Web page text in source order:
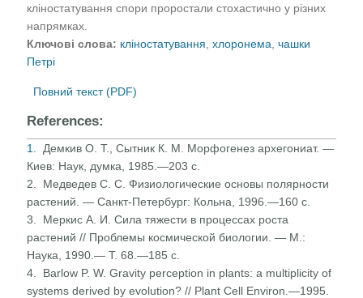
кліностатування спори проростали стохастично у різних
напрямках.
Ключові слова: кліностатування ,хлоронема ,чашки
Петрі
Повний текст (PDF)
References:
1. Демкив О. Т., Сытник К. М. Морфогенез архегониат. —
Киев: Наук, думка, 1985.—203 с.
2. Медведев С. С. Физиологические основы полярности
расте­ний. — Санкт-Петербург: Кольна, 1996.—160 с.
3. Меркис А. И. Сила тяжести в процессах роста
растений // Проблемы космической биологии. — М.:
Наука, 1990.— Т. 68.—185 с.
4. Barlow P. W. Gravity perception in plants: a multiplicity of
systems derived by evolution? // Plant Cell Environ.—1995.